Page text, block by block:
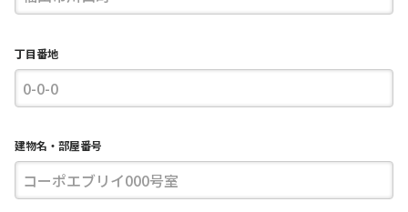
丁目番地
建物名・部屋番号